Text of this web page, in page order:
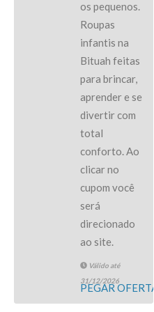
os pequenos.
Roupas
infantis na
Bituah feitas
para brincar,
aprender e se
divertir com
total
conforto. Ao
clicar no
cupom você
será
direcionado
ao site.
Válido até
31/12/2026
PEGAR OFERTA